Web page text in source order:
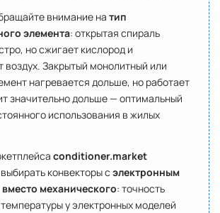
внимание на тип
элемента: открытая спираль
но сжигает кислород и
воздух. Закрытый монолитный или
нагревается дольше, но работает
значительно дольше — оптимальный
использования в жилых
conditioner.market
конвекторы с электронным
механического: точность
у электронных моделей